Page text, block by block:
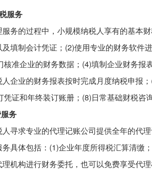
服务
务的过程中，小规模纳税人享有的基本
填制会计凭证；(2)使用专业的财务软件
核准企业的财务数据；(4)填制企业财务
企业的财务报表按时完成月度纳税申报
凭证和年终装订账册；(8)日常基础财税咨
务
寻求专业的代理记账公司提供全年的代
具体包括：(1)企业年度所得税汇算清缴
机构进行财务委托，也可以免费享受代